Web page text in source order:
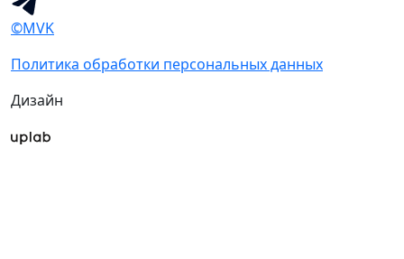
©MVK
Политика обработки персональных данных
Дизайн